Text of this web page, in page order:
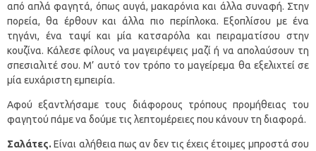
από απλά φαγητά, όπως αυγά, μακαρόνια και άλλα συναφή. Στην
πορεία, θα έρθουν και άλλα πιο περίπλοκα. Εξοπλίσου με ένα
τηγάνι, ένα ταψί και μία κατσαρόλα και πειραματίσου στην
κουζίνα. Κάλεσε φίλους να μαγειρέψεις μαζί ή να απολαύσουν τη
σπεσιαλιτέ σου. Μ’ αυτό τον τρόπο το μαγείρεμα θα εξελιχτεί σε
μία ευχάριστη εμπειρία.
Αφού εξαντλήσαμε τους διάφορους τρόπους προμήθειας του
φαγητού πάμε να δούμε τις λεπτομέρειες που κάνουν τη διαφορά.
Σαλάτες.Είναι αλήθεια πως αν δεν τις έχεις έτοιμες μπροστά σου